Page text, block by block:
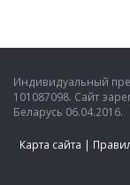
Индивидуальный
101087098. Сайт
Беларусь 06.04.2016.
Карта сайта |